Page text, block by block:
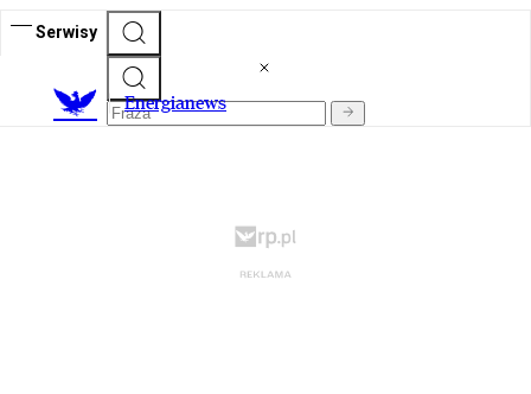
Serwisy
Energianews